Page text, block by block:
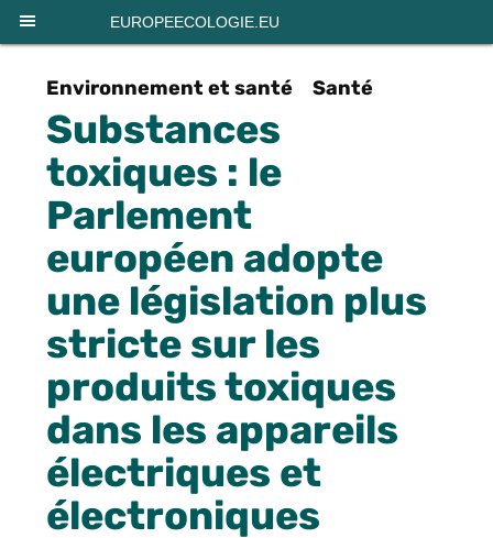
EUROPEECOLOGIE.EU
Environnement et santé Santé
Substances
toxiques : le
Parlement
européen adopte
une législation plus
stricte sur les
produits toxiques
dans les appareils
électriques et
électroniques